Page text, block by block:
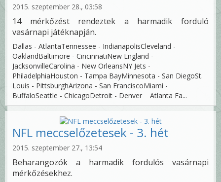
2015. szeptember 28., 03:58
14 mérkőzést rendeztek a harmadik forduló
vasárnapi játéknapján.
Dallas - AtlantaTennessee - IndianapolisCleveland -
OaklandBaltimore - CincinnatiNew England -
JacksonvilleCarolina - New OrleansNY Jets -
PhiladelphiaHouston - Tampa BayMinnesota - San DiegoSt.
Louis - PittsburghArizona - San FranciscoMiami -
BuffaloSeattle - ChicagoDetroit - Denver Atlanta Fa...
NFL meccselőzetesek - 3. hét
2015. szeptember 27., 13:54
Beharangozók a harmadik fordulós vasárnapi
mérkőzésekhez.